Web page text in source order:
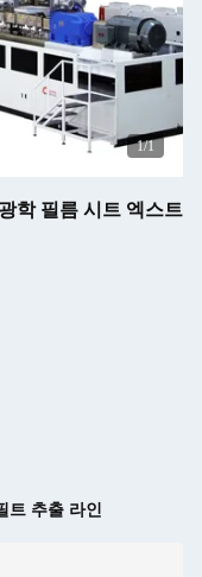
1/1
학 필름 시트 엑스트
트 추출 라인